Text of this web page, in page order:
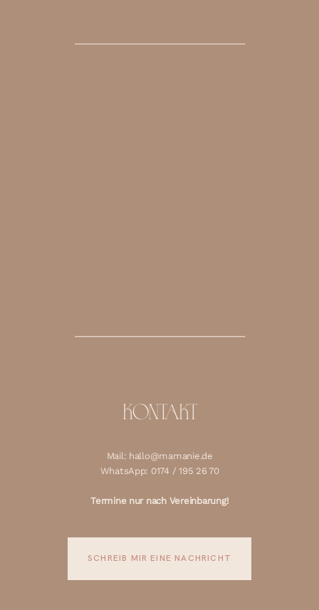
KONTAKT
Mail: hallo@mamanie.de
WhatsApp: 0174 / 195 26 70
Termine nur nach Vereinbarung!
SCHREIB MIR EINE NACHRICHT